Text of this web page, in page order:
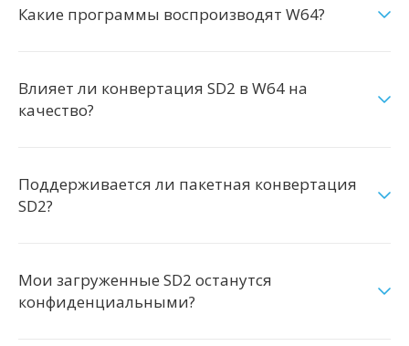
Какие программы воспроизводят W64?
Влияет ли конвертация SD2 в W64 на
качество?
Поддерживается ли пакетная конвертация
SD2?
Мои загруженные SD2 останутся
конфиденциальными?